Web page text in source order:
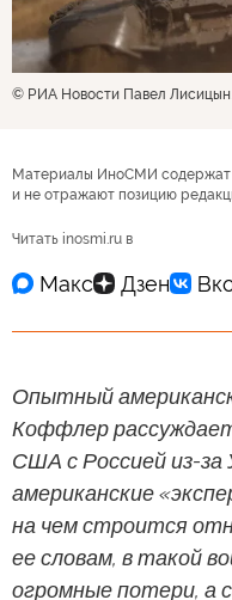
© РИА Новости Павел Лисицын
Материалы ИноСМИ содержат
и не отражают позицию
Читать inosmi.ru в
Опытный
Коффлер
США с Россией из-
американские
на чем строится
ее словам, в такой
огромные потери, а